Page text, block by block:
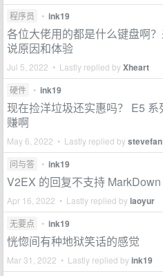
程序员 • ink19
各位大佬用的都是什么键盘啊
说原因和体验
Jul 5, 2022 • Lastly replied byXheart
硬件 • ink19
现在捡洋垃圾还实惠吗？ E5
赚啊
May 6, 2022 • Lastly replied by
问与答 • ink19
V2EX 的回复不支持 MarkDown
Apr 16, 2022 • Lastly replied bylaoyur
无要点 • ink19
恍惚间有种地狱笑话的感觉
Mar 31, 2022 • Lastly replied byink19